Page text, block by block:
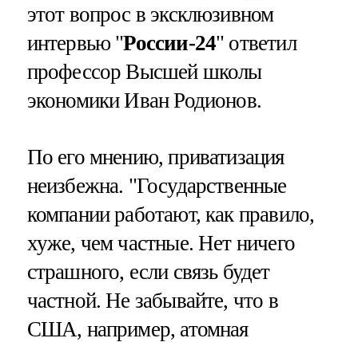
этот вопрос в эксклюзивном
интервью "России-24" ответил
профессор Высшей школы
экономики Иван Родионов.
По его мнению, приватизация
неизбежна. "Государственные
компании работают, как правило,
хуже, чем частные. Нет ничего
страшного, если связь будет
частной. Не забывайте, что в
США, например, атомная